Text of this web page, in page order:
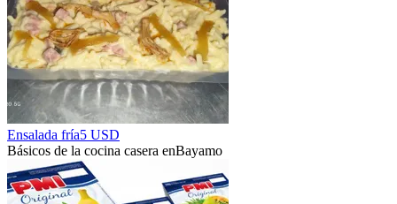
Ensalada fría5 USD
Básicos de la cocina casera enBayamo